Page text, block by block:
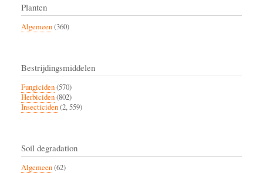
Planten
Algemeen(360)
Bestrijdingsmiddelen
Fungiciden(570)
Herbiciden(802)
Insecticiden(2, 559)
Soil degradation
Algemeen(62)